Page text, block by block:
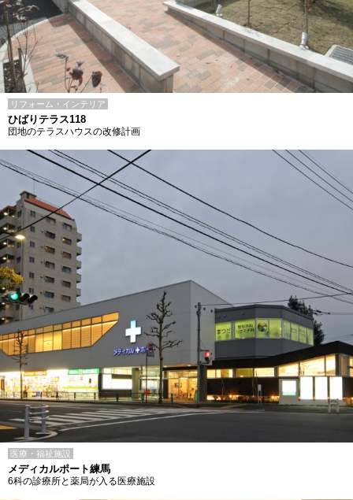
リフォーム・インテリア
ひばりテラス118
団地のテラスハウスの改修計画
医療・福祉施設
メディカルポート練馬
6科の診療所と薬局が入る医療施設